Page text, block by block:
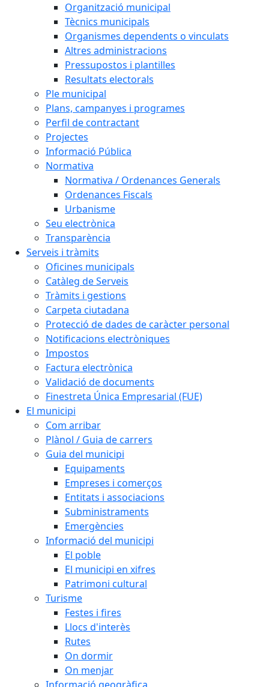
Organització municipal
Tècnics municipals
Organismes dependents o vinculats
Altres administracions
Pressupostos i plantilles
Resultats electorals
Ple municipal
Plans, campanyes i programes
Perfil de contractant
Projectes
Informació Pública
Normativa
Normativa / Ordenances Generals
Ordenances Fiscals
Urbanisme
Seu electrònica
Transparència
Serveis i tràmits
Oficines municipals
Catàleg de Serveis
Tràmits i gestions
Carpeta ciutadana
Protecció de dades de caràcter personal
Notificacions electròniques
Impostos
Factura electrònica
Validació de documents
Finestreta Única Empresarial (FUE)
El municipi
Com arribar
Plànol / Guia de carrers
Guia del municipi
Equipaments
Empreses i comerços
Entitats i associacions
Subministraments
Emergències
Informació del municipi
El poble
El municipi en xifres
Patrimoni cultural
Turisme
Festes i fires
Llocs d'interès
Rutes
On dormir
On menjar